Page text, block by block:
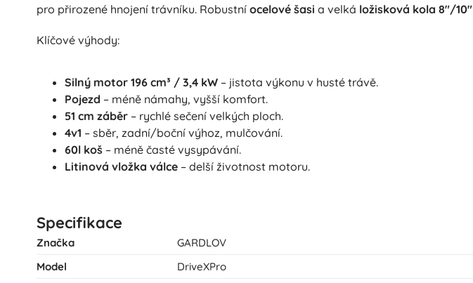
pro přirozené hnojení trávníku. Robustní ocelové šasi a velká ložisková kola 8"/10"
Klíčové výhody:
Silný motor 196 cm³ / 3,4 kW – jistota výkonu v husté trávě.
Pojezd – méně námahy, vyšší komfort.
51 cm záběr – rychlé sečení velkých ploch.
4v1 – sběr, zadní/boční výhoz, mulčování.
60l koš – méně časté vysypávání.
Litinová vložka válce – delší životnost motoru.
Specifikace
Značka
GARDLOV
Model
DriveXPro